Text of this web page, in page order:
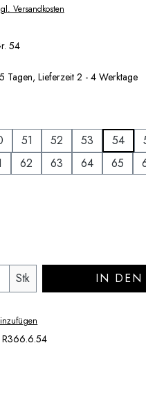
Versandkosten
54
Tagen, Lieferzeit 2 - 4 Werktage
51 52 53 54
62 63 64 65
Gib den
Stk IN DEN
R366.6.54